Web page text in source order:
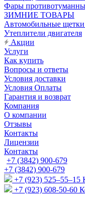
Фары
ЗИМНИЕ ТОВАРЫ
Автомобильные щетки
Утеплители двигателя
Акции
Услуги
Как купить
Вопросы и ответы
Условия доставки
Условия Оплаты
Гарантия и возврат
Компания
О компании
Отзывы
Контакты
Лицензии
Контакты
+7 (3842) 900-679
+7 (3842) 900-679
+7 (923) 525–55–15
+7 (923) 608-50-60